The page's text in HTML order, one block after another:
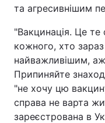
та агресивнішим
"Вакцинація. Це
кожного, хто
найважливішим,
Припиняйте
"не хочу цю
справа не варта
зареєстрована в